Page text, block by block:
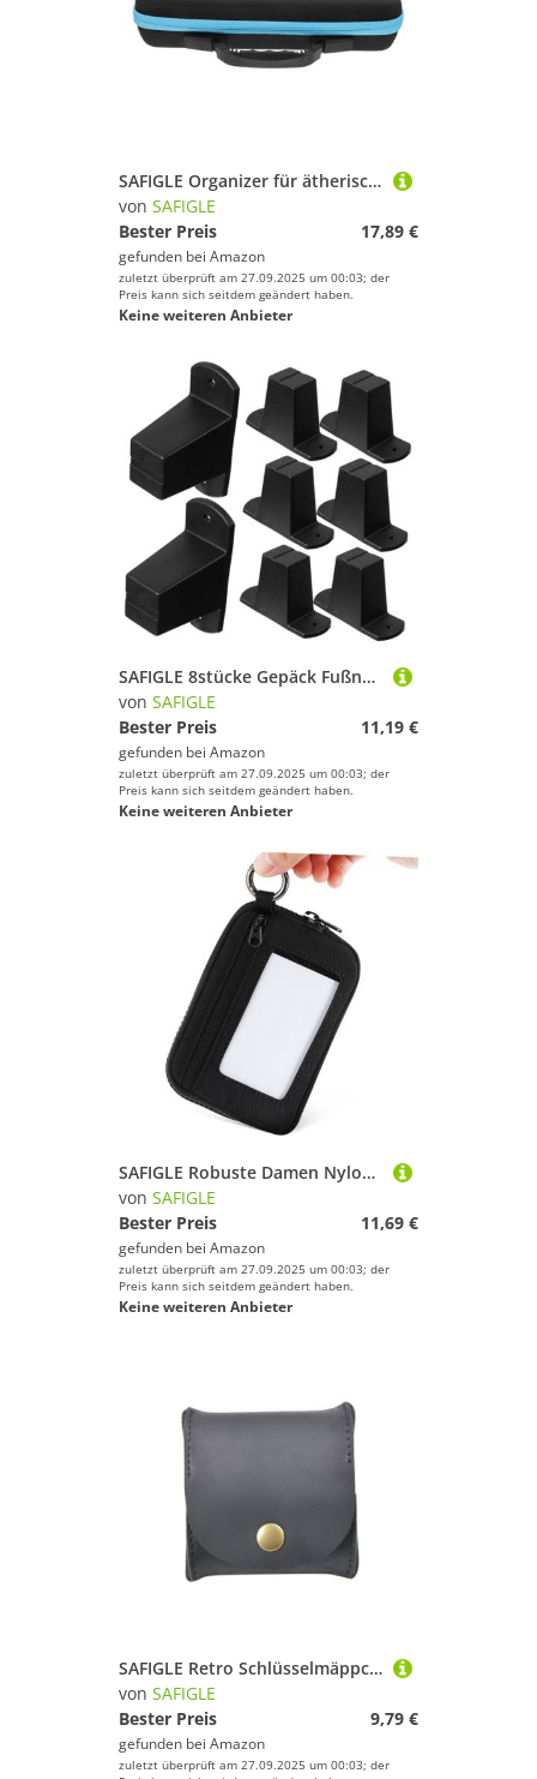
SAFIGLE Organizer für ätherische Öle: Reisetasche für ätherische Öle für 10-ml-Flaschen – Aromatherapie-Aufbewahrungs-Organizer für den geschäftlichen und privaten Gebrauch
von SAFIGLE
Bester Preis
17,89 €
gefunden bei Amazon
zuletzt überprüft am 27.09.2025 um 00:03; der
Preis kann sich seitdem geändert haben.
Keine weiteren Anbieter
SAFIGLE 8stücke Gepäck Fußnägel Ersatzteile Für Koffer Luggage Bottom Side Stand Feet Langlebige Kunststofffüße Für Reisekoffer Für Reparaturen Und Zubehör
von SAFIGLE
Bester Preis
11,19 €
gefunden bei Amazon
zuletzt überprüft am 27.09.2025 um 00:03; der
Preis kann sich seitdem geändert haben.
Keine weiteren Anbieter
SAFIGLE Robuste Damen Nylon Münzgeldbörse mit Reißverschluss Geräumig und Kompakt Handgelenk Portemonnaie mit Snap für Reisen Alltag und Partys Organisiert Karten Münzen und Schlüssel
von SAFIGLE
Bester Preis
11,69 €
gefunden bei Amazon
zuletzt überprüft am 27.09.2025 um 00:03; der
Preis kann sich seitdem geändert haben.
Keine weiteren Anbieter
SAFIGLE Retro Schlüsselmäppchen aus Kompakte Organizer Tasche für Münzen Schlüssel und Karten Mini Geldbörse im Vintage Stil Leicht und Robust für Damen und Unterwegs
von SAFIGLE
Bester Preis
9,79 €
gefunden bei Amazon
zuletzt überprüft am 27.09.2025 um 00:03; der